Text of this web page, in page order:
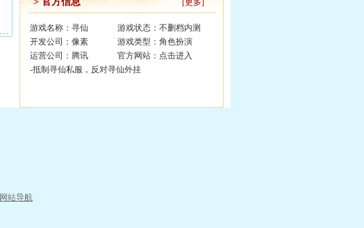
[更多]
游戏名称：寻仙 游戏状态：不删档内测
开发公司：像素 游戏类型：角色扮演
运营公司：腾讯 官方网站： 点击进入
-抵制寻仙私服，反对寻仙外挂
网站导航